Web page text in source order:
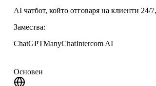
AI чатбот, който отговаря на клиенти
Замества:
ChatGPTManyChatIntercom AI
Основен